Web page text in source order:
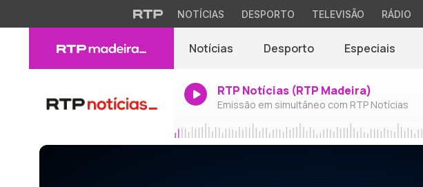
NOTÍCIAS DESPORTO TELEVISÃO RÁDIO
Notícias Desporto Especiais
RTP Notícias (RTP Madeira)
Emissão em simultâneo com RTP Notícias